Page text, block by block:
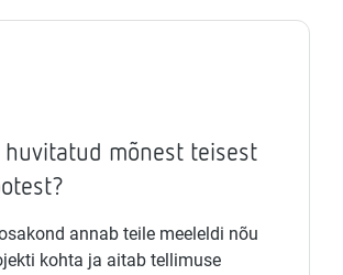
huvitatud mõnest teisest
annab teile meeleldi nõu
kohta ja aitab tellimuse